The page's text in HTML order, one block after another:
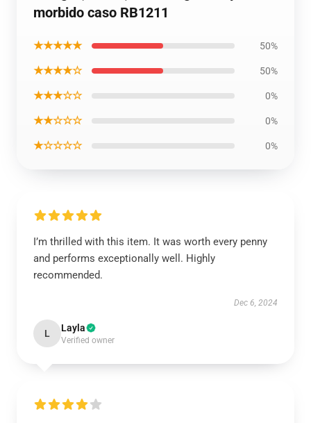
morbido caso RB1211
★★★★★ 50%
★★★★☆ 50%
★★★☆☆ 0%
★★☆☆☆ 0%
★☆☆☆☆ 0%
I’m thrilled with this item. It was worth every penny
and performs exceptionally well. Highly
recommended.
Dec 6, 2024
L Layla
Verified owner